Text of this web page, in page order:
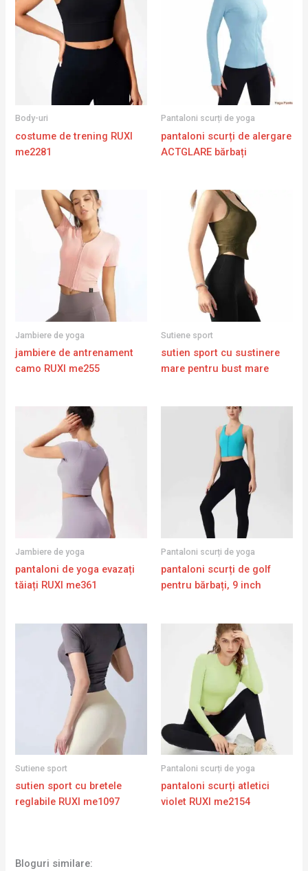
Body-uri
costume de trening RUXI
me2281
Pantaloni scurți de yoga
pantaloni scurți de alergare
ACTGLARE bărbați
Jambiere de yoga
jambiere de antrenament
camo RUXI me255
Sutiene sport
sutien sport cu sustinere
mare pentru bust mare
Jambiere de yoga
pantaloni de yoga evazați
tăiați RUXI me361
Pantaloni scurți de yoga
pantaloni scurți de golf
pentru bărbați, 9 inch
Sutiene sport
sutien sport cu bretele
reglabile RUXI me1097
Pantaloni scurți de yoga
pantaloni scurți atletici
violet RUXI me2154
Bloguri similare: